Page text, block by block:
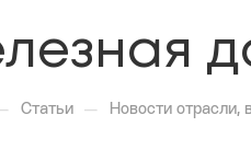
Статьи — Новости отрасли,